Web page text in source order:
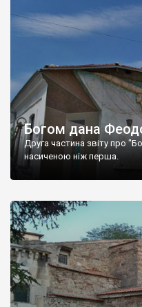
Богом дана
Друга частина звіту про
насиченою ніж перша.